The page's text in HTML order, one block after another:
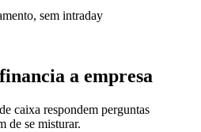
sem intraday
a empresa
caixa respondem perguntas
de se misturar.